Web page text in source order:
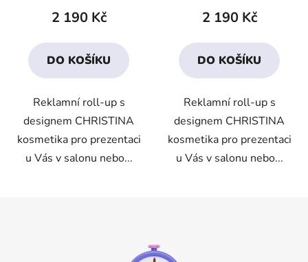
2 190 Kč
DO KOŠÍKU
Reklamní roll-up s
designem CHRISTINA
kosmetika pro prezentaci
u Vás v salonu nebo...
2 190 Kč
DO KOŠÍKU
Reklamní roll-up s
designem CHRISTINA
kosmetika pro prezentaci
u Vás v salonu nebo...